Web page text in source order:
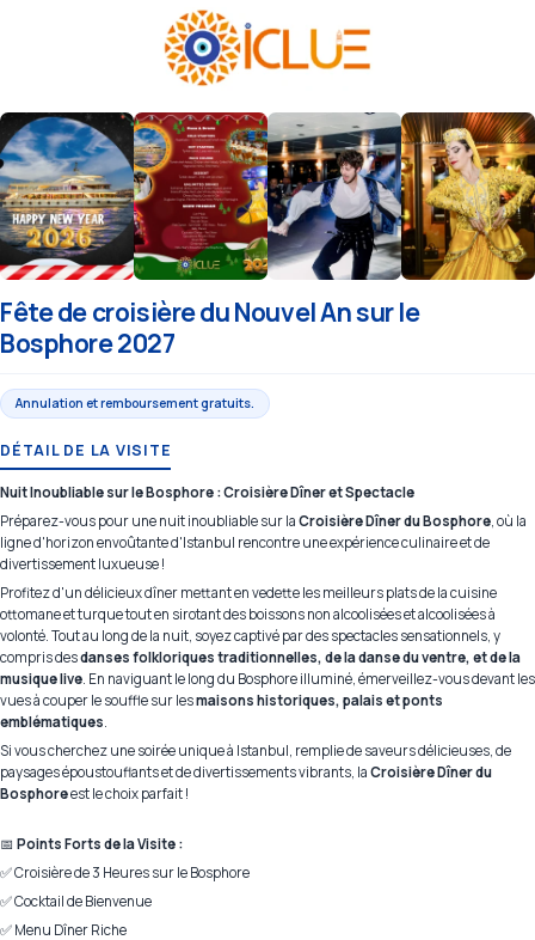
Fête de croisière du Nouvel An sur le
Bosphore 2027
Annulation et remboursement gratuits.
DÉTAIL DE LA VISITE
Nuit Inoubliable sur le Bosphore : Croisière Dîner et Spectacle
Préparez-vous pour une nuit inoubliable sur la Croisière Dîner du Bosphore , où la
ligne d'horizon envoûtante d'Istanbul rencontre une expérience culinaire et de
divertissement luxueuse !
Profitez d'un délicieux dîner mettant en vedette les meilleurs plats de la cuisine
ottomane et turque tout en sirotant des boissons non alcoolisées et alcoolisées à
volonté. Tout au long de la nuit, soyez captivé par des spectacles sensationnels, y
compris desdanses folkloriques traditionnelles, de la danse du ventre, et de la
musique live . En naviguant le long du Bosphore illuminé, émerveillez-vous devant les
vues à couper le souffle sur lesmaisons historiques, palais et ponts
emblématiques
Si vous cherchez une soirée unique à Istanbul, remplie de saveurs délicieuses, de
paysages époustouflants et de divertissements vibrants, la Croisière Dîner du
Bosphoreest le choix parfait !
📅 Points Forts de la Visite :
✅ Croisière de 3 Heures sur le Bosphore
✅ Cocktail de Bienvenue
✅ Menu Dîner Riche